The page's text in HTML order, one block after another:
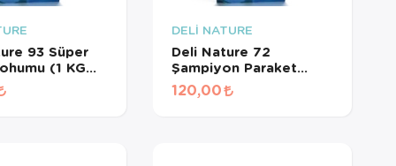
93 Süper
(1 KG
DELİ NATURE
Deli Nature 72
Şampiyon Paraket
Üretim Yemi (1 KG
BÖLÜNMÜŞ)
120,00